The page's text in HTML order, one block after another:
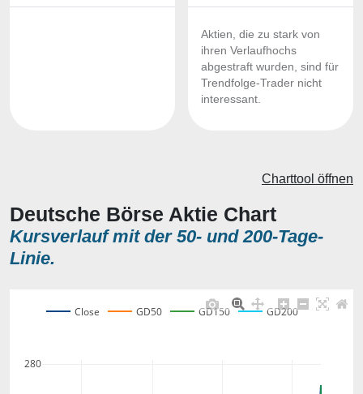
Aktien, die zu stark von
ihren Verlaufhochs
abgestraft wurden, sind für
Trendfolge-Trader nicht
interessant.
Deutsche Börse Aktie Chart
Kursverlauf mit der 50- und 200-Tage-
Linie.
Charttool öffnen
280
Close GD50 GD150 GD200